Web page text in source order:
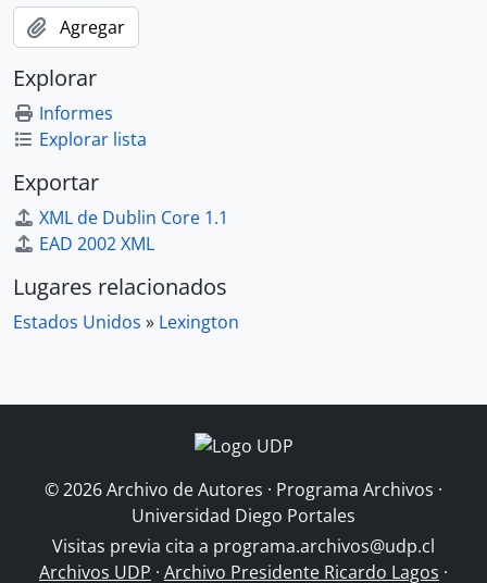
Agregar
Explorar
Informes
Explorar lista
Exportar
XML de Dublin Core 1.1
EAD 2002 XML
Lugares relacionados
Estados Unidos » Lexington
© 2026 Archivo de Autores · Programa Archivos ·
Universidad Diego Portales
Visitas previa cita a programa.archivos@udp.cl
Archivos UDP · Archivo Presidente Ricardo Lagos ·